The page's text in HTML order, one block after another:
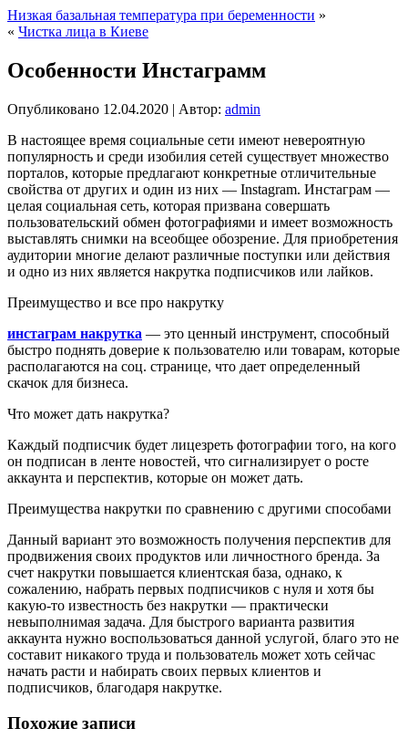
Низкая базальная температура при беременности »
« Чистка лица в Киеве
Особенности Инстаграмм
Опубликовано 12.04.2020 | Автор: admin
В настоящее время социальные сети имеют невероятную
популярность и среди изобилия сетей существует множество
порталов, которые предлагают конкретные отличительные
свойства от других и один из них — Instagram. Инстаграм —
целая социальная сеть, которая призвана совершать
пользовательский обмен фотографиями и имеет возможность
выставлять снимки на всеобщее обозрение. Для приобретения
аудитории многие делают различные поступки или действия
и одно из них является накрутка подписчиков или лайков.
Преимущество и все про накрутку
инстаграм накрутка — это ценный инструмент, способный
быстро поднять доверие к пользователю или товарам, которые
располагаются на соц. странице, что дает определенный
скачок для бизнеса.
Что может дать накрутка?
Каждый подписчик будет лицезреть фотографии того, на кого
он подписан в ленте новостей, что сигнализирует о росте
аккаунта и перспектив, которые он может дать.
Преимущества накрутки по сравнению с другими способами
Данный вариант это возможность получения перспектив для
продвижения своих продуктов или личностного бренда. За
счет накрутки повышается клиентская база, однако, к
сожалению, набрать первых подписчиков с нуля и хотя бы
какую-то известность без накрутки — практически
невыполнимая задача. Для быстрого варианта развития
аккаунта нужно воспользоваться данной услугой, благо это не
составит никакого труда и пользователь может хоть сейчас
начать расти и набирать своих первых клиентов и
подписчиков, благодаря накрутке.
Похожие записи